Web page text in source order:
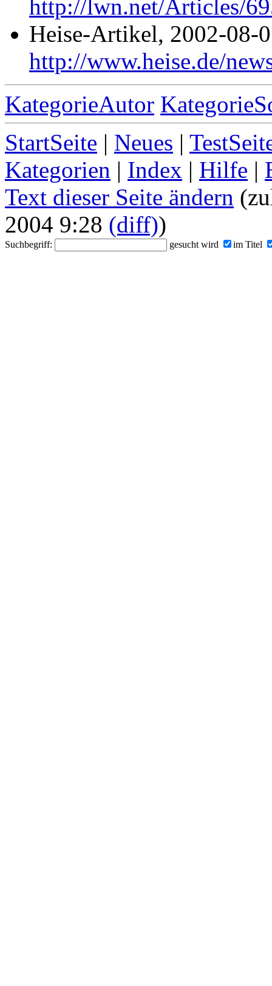
http://lwn.net/Articles/
Heise-Artikel, 2002-08-
http://www.heise.de/
KategorieAutor
StartSeite | Neues |
Kategorien | Index | Hilfe |
Text dieser Seite ändern
2004 9:28 (diff))
Suchbegriff: gesucht wird im Titel